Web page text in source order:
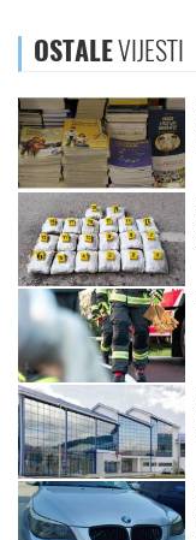
OSTALEVIJESTI